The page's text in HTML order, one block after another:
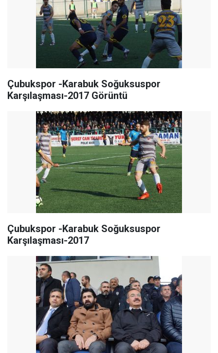
Çubukspor -Karabuk Soğuksuspor
Karşılaşması-2017 Görüntü
Çubukspor -Karabuk Soğuksuspor
Karşılaşması-2017